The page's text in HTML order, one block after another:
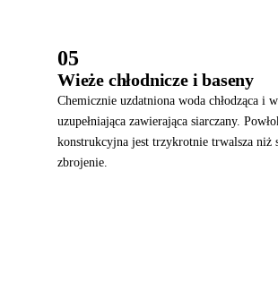
05
Wieże chłodnicze i baseny
Chemicznie uzdatniona woda chłodząca i
uzupełniająca zawierająca siarczany.
konstrukcyjna jest trzykrotnie trwalsza niż
zbrojenie.